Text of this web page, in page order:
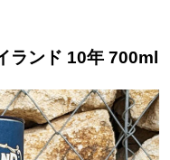
ランド 10年 700ml